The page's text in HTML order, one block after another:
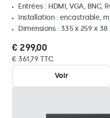
Entrées : HDMI, VGA, BNC,
Installation : encastrable,
Dimensions : 335 x 259 x 38
€ 299,00
€ 361,79 TTC
Voir